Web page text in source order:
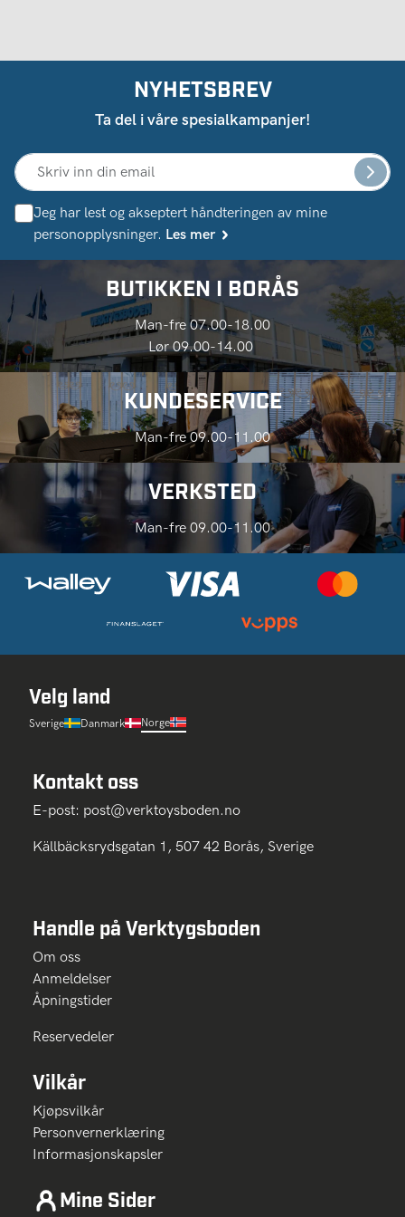
NYHETSBREV
Ta del i våre spesialkampanjer!
Jeg har lest og akseptert håndteringen av mine
personopplysninger. Les mer
BUTIKKEN I BORÅS
Man-fre 07.00-18.00
Lør 09.00-14.00
KUNDESERVICE
Man-fre 09.00-11.00
VERKSTED
Man-fre 09.00-11.00
Velg land
Sverige Danmark Norge
Kontakt oss
E-post: post@verktoysboden.no
Källbäcksrydsgatan 1, 507 42 Borås, Sverige
Handle på Verktygsboden
Om oss
Anmeldelser
Åpningstider
Reservedeler
Vilkår
Kjøpsvilkår
Personvernerklæring
Informasjonskapsler
Mine Sider